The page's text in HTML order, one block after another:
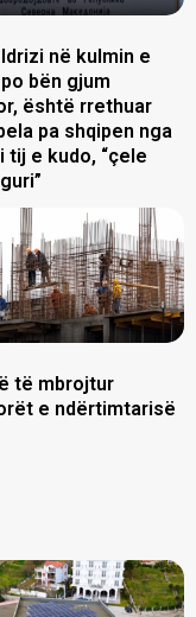
në kulmin e
bën gjum
është rrethuar
pa shqipen nga
tij e kudo, “çele
të mbrojtur
e ndërtimtarisë